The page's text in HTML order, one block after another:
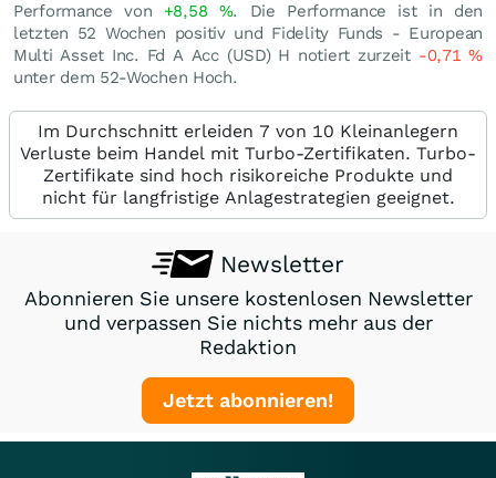
Performance von +8,58 %. Die Performance ist in den
letzten 52 Wochen positiv und Fidelity Funds - European
Multi Asset Inc. Fd A Acc (USD) H notiert zurzeit -0,71%
unter dem 52-Wochen Hoch.
Im Durchschnitt erleiden 7 von 10 Kleinanlegern
Verluste beim Handel mit Turbo-Zertifikaten. Turbo-
Zertifikate sind hoch risikoreiche Produkte und
nicht für langfristige Anlagestrategien geeignet.
Newsletter
Abonnieren Sie unsere kostenlosen Newsletter
und verpassen Sie nichts mehr aus der
Redaktion
Jetzt abonnieren!